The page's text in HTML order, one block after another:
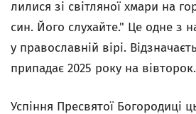
лилися зі світляної хмари на
син. Його слухайте." Це одне з
у православній вірі.
припадає 2025 року на вівторок.
Успіння Пресвятої Богородиці